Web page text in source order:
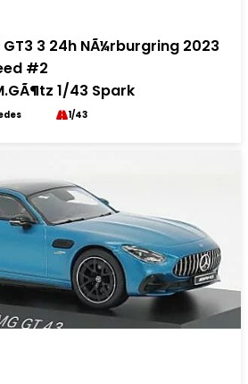
GT3 3 24h NÃ¼rburgring 2023
#2
1/43 Spark
1/43